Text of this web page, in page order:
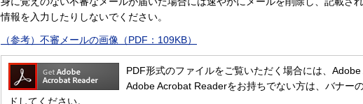
情報を入力したりしないでください。
（参考）不審メールの画像（PDF：109KB）
PDF形式のファイルをご覧いただく場合には、Adobe
Adobe Acrobat Readerをお持ちでない方は、バナー
ドしてください。